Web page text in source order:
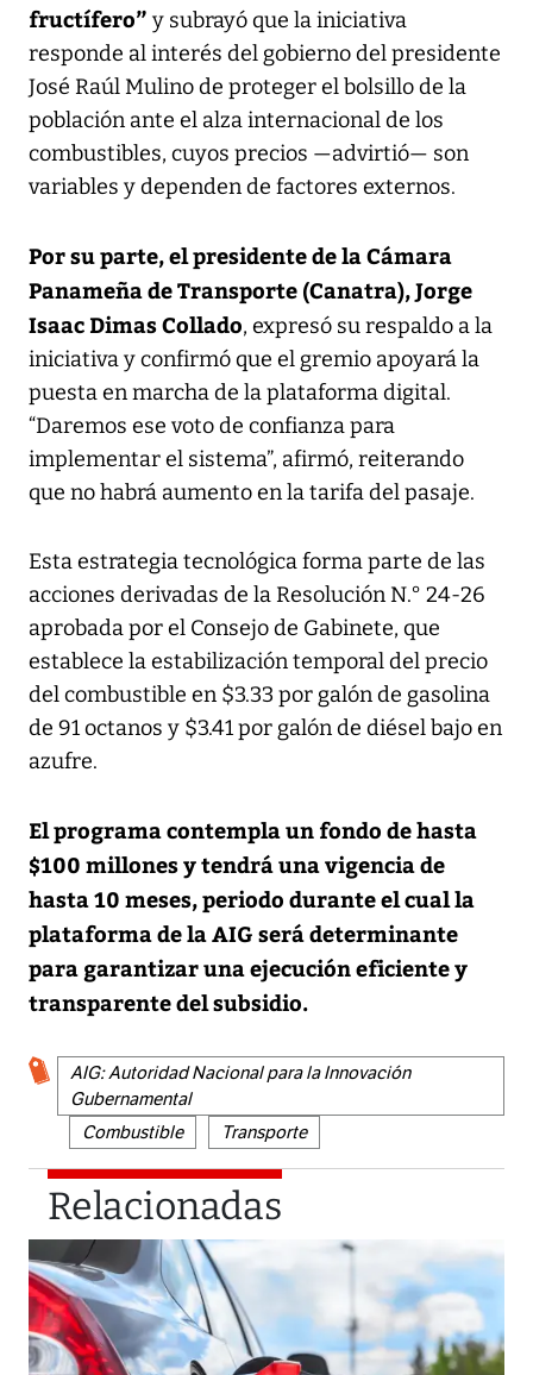
fructífero” y subrayó que la iniciativa
responde al interés del gobierno del presidente
José Raúl Mulino de proteger el bolsillo de la
población ante el alza internacional de los
combustibles, cuyos precios —advirtió— son
variables y dependen de factores externos.
Por su parte, el presidente de la Cámara
Panameña de Transporte (Canatra), Jorge
Isaac Dimas Collado, expresó su respaldo a la
iniciativa y confirmó que el gremio apoyará la
puesta en marcha de la plataforma digital.
“Daremos ese voto de confianza para
implementar el sistema”, afirmó, reiterando
que no habrá aumento en la tarifa del pasaje.
Esta estrategia tecnológica forma parte de las
acciones derivadas de la Resolución N.° 24-26
aprobada por el Consejo de Gabinete, que
establece la estabilización temporal del precio
del combustible en $3.33 por galón de gasolina
de 91 octanos y $3.41 por galón de diésel bajo en
azufre.
El programa contempla un fondo de hasta
$100 millones y tendrá una vigencia de
hasta 10 meses, periodo durante el cual la
plataforma de la AIG será determinante
para garantizar una ejecución eficiente y
transparente del subsidio.
AIG: Autoridad Nacional para la Innovación
Gubernamental
Combustible
Transporte
Relacionadas